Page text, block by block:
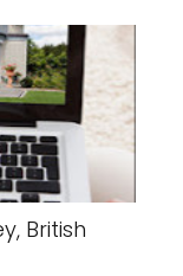
British